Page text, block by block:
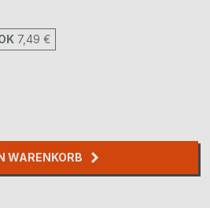
7,49 €
WARENKORB